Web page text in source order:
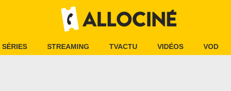
SÉRIES STREAMING TVACTU VIDÉOS VOD